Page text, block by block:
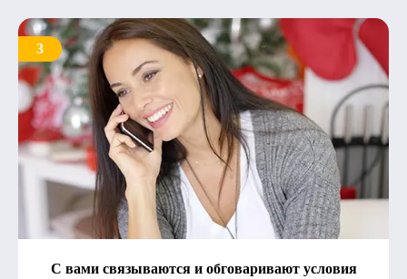
3
С вами связываются и обговаривают условия